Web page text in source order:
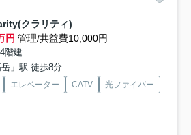
クラリティ)
円 管理/共益費10,000円
階建
」駅 徒歩8分
エレベーター CATV
光ファイバー